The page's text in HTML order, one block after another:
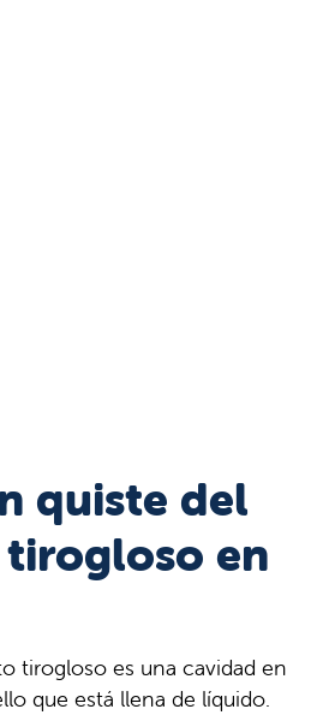
quiste del
en
tirogloso es una cavidad en
que está llena de líquido.